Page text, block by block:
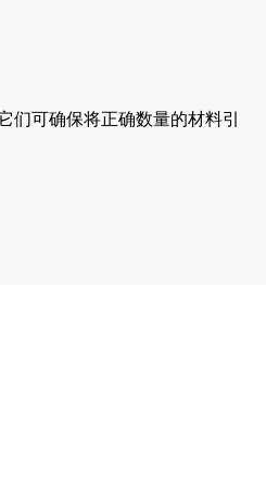
可确保将正确数量的材料引